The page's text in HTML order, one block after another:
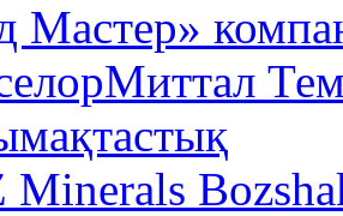
Мастер»
Minerals